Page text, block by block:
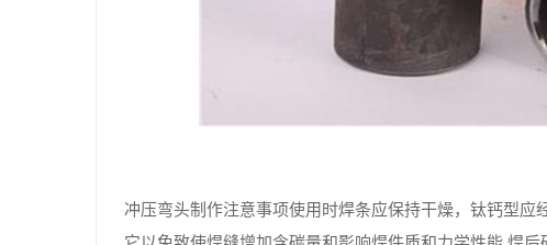
冲压弯头制作注意事项使用时焊条应保持干燥，钛钙型